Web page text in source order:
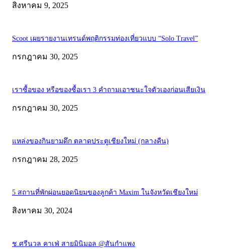
สิงหาคม 9, 2025
Scoot เผยรายงานเทรนด์พฤติกรรมท่องเที่ยวแบบ “Solo Travel”
กรกฎาคม 30, 2025
เราซื้อของ หรือของซื้อเรา 3 คำถามเอาชนะใจตัวเองก่อนเสียเงิน
กรกฎาคม 30, 2025
แหล่งของกินยามดึก ตลาดประตูเชียงใหม่ (กลางคืน)
กรกฎาคม 28, 2025
5 สถานที่พักผ่อนยอดนิยมของลูกค้า Maxim ในจังหวัดเชียงใหม่
สิงหาคม 30, 2024
ช.ศรีนวล คาเฟ่ สายมินิมอล @สันกำแพง